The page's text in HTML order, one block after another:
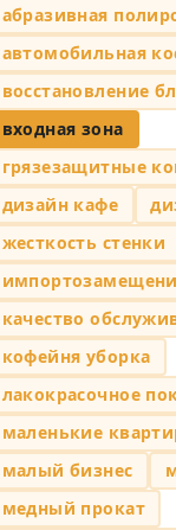
абразивная
автомобильная
восстановление
входная зона
грязезащитные
дизайн кафе
жесткость стенки
качество
кофейня уборка
лакокрасочное
маленькие
малый бизнес
медный прокат